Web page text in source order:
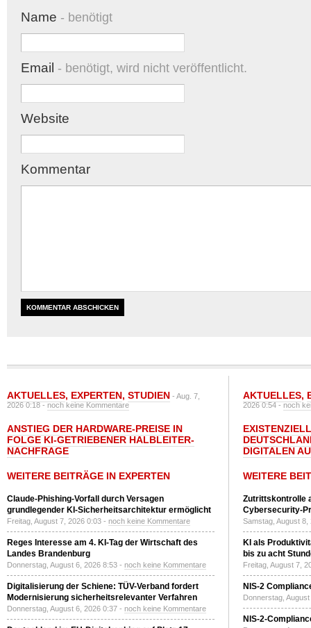
Name - benötigt
Email - benötigt, wird nicht veröffentlicht.
Website
Kommentar
AKTUELLES, EXPERTEN, STUDIEN - Aug. 7,
2026 0:18 -noch keine Kommentare
ANSTIEG DER HARDWARE-PREISE IN
FOLGE KI-GETRIEBENER HALBLEITER-
NACHFRAGE
WEITERE BEITRÄGE IN EXPERTEN
Claude-Phishing-Vorfall durch Versagen
grundlegender KI-Sicherheitsarchitektur ermöglicht
Freitag, August 7, 2026 0:03 - noch keine Kommentare
Reges Interesse am 4. KI-Tag der Wirtschaft des
Landes Brandenburg
Donnerstag, August 6, 2026 8:53 - noch keine Kommentare
Digitalisierung der Schiene: TÜV-Verband fordert
Modernisierung sicherheitsrelevanter Verfahren
Donnerstag, August 6, 2026 0:37 - noch keine Kommentare
AKTUELLES,
2026 0:54 -noch
DIGITALEN
WEITERE
Zutrittskontrolle
Cybersecurity-
Samstag, August
KI als
bis zu acht
Freitag, August 7,
NIS-2
Donnerstag,
NIS-2-